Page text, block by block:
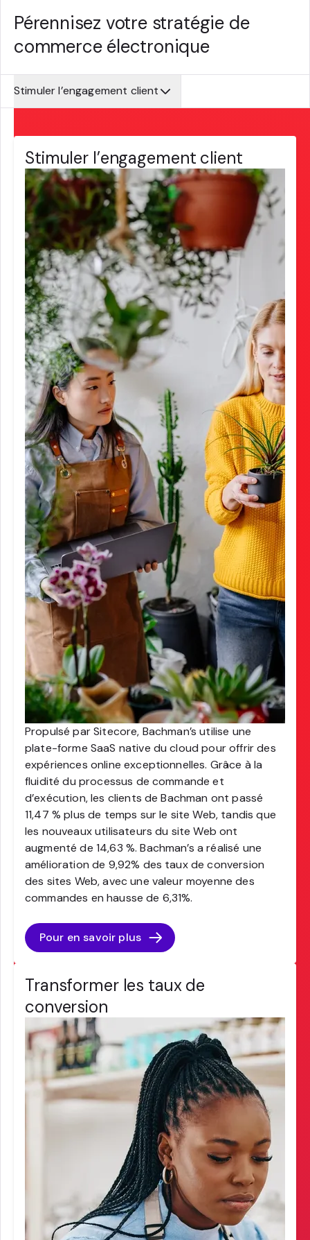
Pérennisez votre stratégie de
commerce électronique
Stimuler l’engagement client
Stimuler l’engagement client
Propulsé par Sitecore, Bachman’s utilise une
plate-forme SaaS native du cloud pour offrir des
expériences online exceptionnelles. Grâce à la
fluidité du processus de commande et
d’exécution, les clients de Bachman ont passé
11,47 % plus de temps sur le site Web, tandis que
les nouveaux utilisateurs du site Web ont
augmenté de 14,63 %. Bachman’s a réalisé une
amélioration de 9,92% des taux de conversion
des sites Web, avec une valeur moyenne des
commandes en hausse de 6,31%.
Pour en savoir plus
Transformer les taux de
conversion